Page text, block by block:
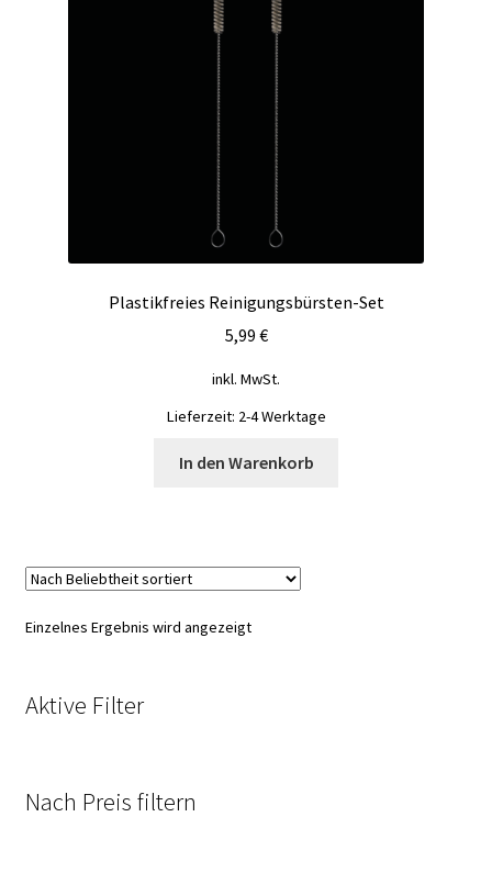
Plastikfreies Reinigungsbürsten-Set
5,99 €
inkl. MwSt.
Lieferzeit: 2-4 Werktage
In den Warenkorb
Einzelnes Ergebnis wird angezeigt
Aktive Filter
Nach Preis filtern